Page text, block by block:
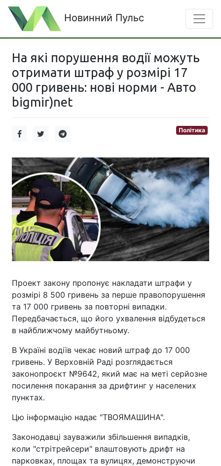
Новинний Пульс
На які порушення водії можуть
отримати штраф у розмірі 17
000 гривень: нові норми - Авто
bigmir)net
Політика
Проект закону пропонує накладати штрафи у
розмірі 8 500 гривень за перше правопорушення
та 17 000 гривень за повторні випадки.
Передбачається, що його ухвалення відбудеться
в найближчому майбутньому.
В Україні водіїв чекає новий штраф до 17 000
гривень. У Верховній Раді розглядається
законопроєкт №9642, який має на меті серйозне
посилення покарання за дрифтинг у населених
пунктах.
Цю інформацію надає "ТВОЯМАШИНА".
Законодавці зауважили збільшення випадків,
коли "стрітрейсери" влаштовують дрифт на
парковках, площах та вулицях, демонструючи